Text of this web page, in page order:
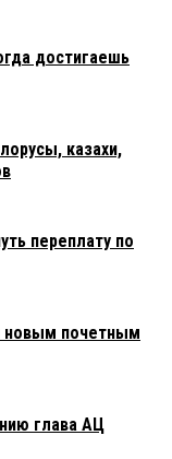
достигаешь
казахи,
переплату по
новым почетным
глава АЦ